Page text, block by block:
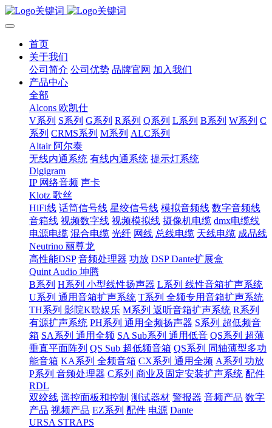
首页
关于我们
公司简介 公司优势 品牌官网 加入我们
产品中心
全部
Alcons 欧凯仕
V系列 S系列 G系列 R系列 Q系列 L系列 B系列 W系列 C
系列 CRMS系列 M系列 ALC系列
Altair 阿尔泰
无线内通系统 有线内通系统 提示灯系统
Digigram
IP 网络音频 声卡
Klotz 歌丝
HiFi线 话筒信号线 星绞信号线 模拟音频线 数字音频线
音箱线 视频数字线 视频模拟线 摄像机电缆 dmx电缆线
电源电缆 混合电缆 光纤 网线 总线电缆 天线电缆 成品线
Neutrino 丽尊龙
高性能DSP 音频处理器 功放 DSP Dante扩展盒
Quint Audio 坤腾
B系列 H系列 小型线性扬声器 L系列 线性音箱扩声系统
U系列 通用音箱扩声系统 T系列 全频专用音箱扩声系统
TH系列 影院K歌娱乐 M系列 返听音箱扩声系统 R系列
有源扩声系统 PH系列 通用全频扬声器 S系列 超低频音
箱 SA系列 通用全频 SA Sub系列 通用低音 QS系列 超薄
垂直平面阵列 QS Sub 超低频音箱 QS系列 同轴薄型多功
能音箱 KA系列 全频音箱 CX系列 通用全频 A系列 功放
P系列 音频处理器 C系列 商业及固定安装扩声系统 配件
RDL
双绞线 遥控面板和控制 测试器材 警报器 音频产品 数字
产品 视频产品 EZ系列 配件 电源 Dante
URSA STRAPS